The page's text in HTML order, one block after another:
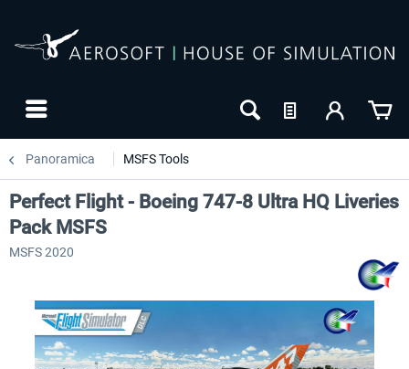
Panoramica MSFS Tools
Perfect Flight - Boeing 747-8 Ultra HQ Liveries
Pack MSFS
MSFS 2020